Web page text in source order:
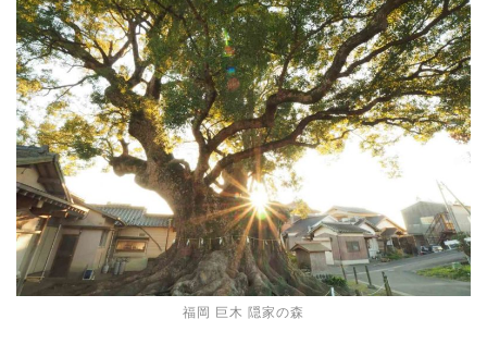
福岡 巨木 隠家の森